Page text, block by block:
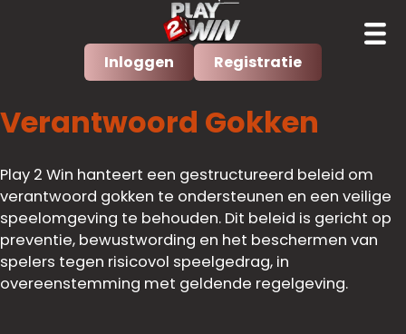
Inloggen Registratie
Verantwoord Gokken
Play 2 Win hanteert een gestructureerd beleid om
verantwoord gokken te ondersteunen en een veilige
speelomgeving te behouden. Dit beleid is gericht op
preventie, bewustwording en het beschermen van
spelers tegen risicovol speelgedrag, in
overeenstemming met geldende regelgeving.